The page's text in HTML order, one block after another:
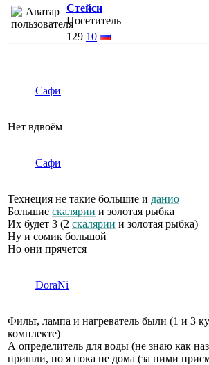
Стейси
Посетитель
129 10
Сафи
Нет вдвоëм
Сафи
Технеция не такие большие и данио
Большие скалярии и золотая рыбка
Их будет 3 (2 скалярии и золотая рыбка)
Ну и сомик большой
Но они прячется
DoraNi
Фильт, лампа и нагреватель были (1 и 3
комплекте)
А определитель для воды (не знаю как
пришли, но я пока не дома (за ними